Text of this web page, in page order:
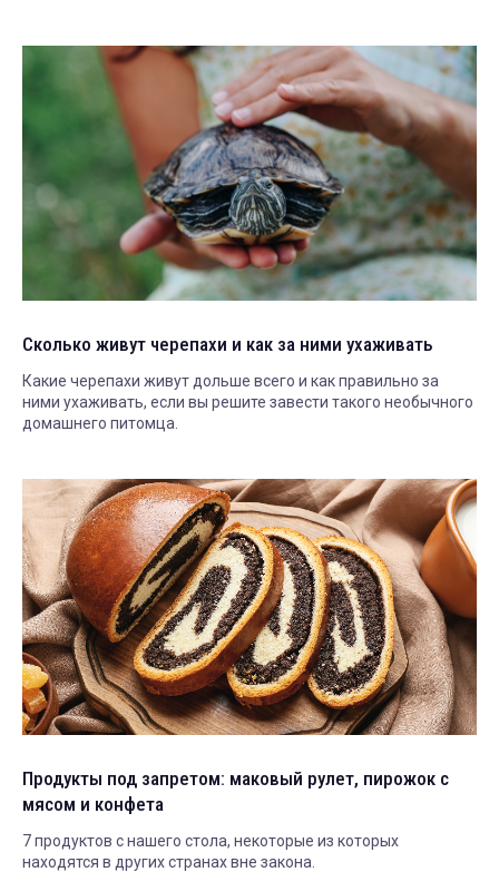
Сколько живут черепахи и как за ними ухаживать
Какие черепахи живут дольше всего и как правильно за
ними ухаживать, если вы решите завести такого необычного
домашнего питомца.
Продукты под запретом: маковый рулет, пирожок с
мясом и конфета
7 продуктов с нашего стола, некоторые из которых
находятся в других странах вне закона.